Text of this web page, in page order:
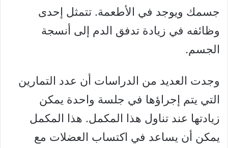
جسمك ويوجد في الأطعمة. تتمثل إحدى
وظائفه في زيادة تدفق الدم إلى أنسجة
الجسم.
وجدت العديد من الدراسات أن عدد التمارين
التي يتم إجراؤها في جلسة واحدة يمكن
زيادتها عند تناول هذا المكمل. هذا المكمل
يمكن أن يساعد في اكتساب العضلات مع